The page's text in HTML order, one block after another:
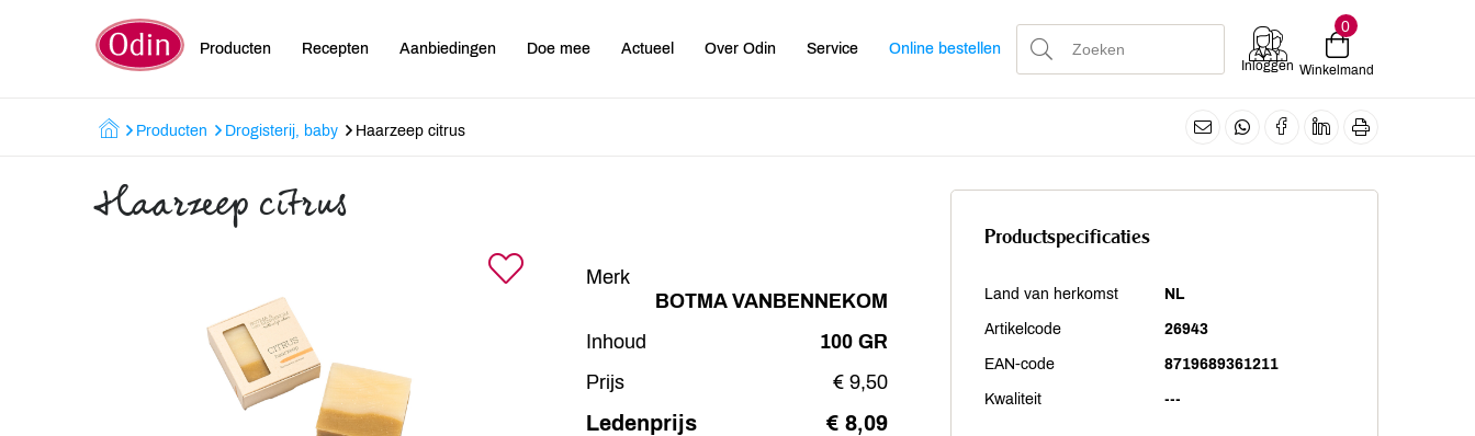
Producten Recepten Aanbiedingen Doe mee Actueel Over Odin Service Online bestellen
Inloggen
0
Winkelmand
Producten Drogisterij, baby Haarzeep citrus
Haarzeep citrus
Merk
BOTMA VANBENNEKOM
Inhoud
100 GR
Prijs
€ 9,50
Ledenprijs € 8,09
Productspecificaties
Land van herkomst NL
Artikelcode 26943
EAN-code 8719689361211
Kwaliteit ---